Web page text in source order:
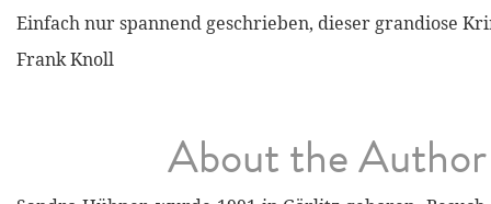
Einfach nur spannend geschrieben, dieser grandiose
Frank Knoll
About the Author